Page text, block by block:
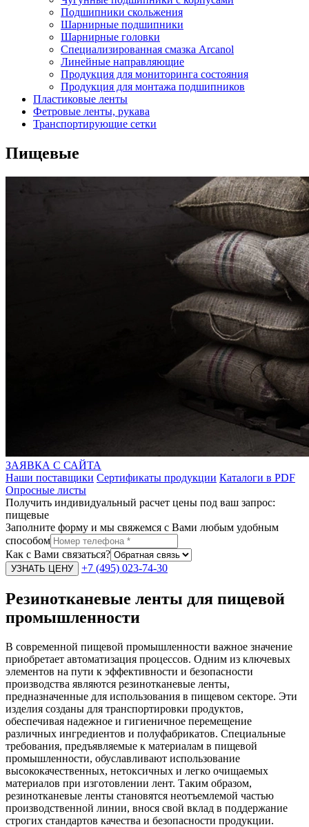
Подшипники скольжения
Шарнирные подшипники
Шарнирные головки
Специализированная смазка Arcanol
Линейные направляющие
Продукция для мониторинга состояния
Продукция для монтажа подшипников
Пластиковые ленты
Фетровые ленты, рукава
Транспортирующие сетки
Пищевые
ЗАЯВКА С САЙТА
Наши поставщики Сертификаты продукции Каталоги в PDF
Опросные листы
Получить индивидуальный расчет цены под ваш запрос:
пищевые
Заполните форму и мы свяжемся с Вами любым удобным
способом
Как с Вами связаться?
+7 (495) 023-74-30
Резинотканевые ленты для пищевой
промышленности
В современной пищевой промышленности важное значение
приобретает автоматизация процессов. Одним из ключевых
элементов на пути к эффективности и безопасности
производства являются резинотканевые ленты,
предназначенные для использования в пищевом секторе. Эти
изделия созданы для транспортировки продуктов,
обеспечивая надежное и гигиеничное перемещение
различных ингредиентов и полуфабрикатов. Специальные
требования, предъявляемые к материалам в пищевой
промышленности, обуславливают использование
высококачественных, нетоксичных и легко очищаемых
материалов при изготовлении лент. Таким образом,
резинотканевые ленты становятся неотъемлемой частью
производственной линии, внося свой вклад в поддержание
строгих стандартов качества и безопасности продукции.